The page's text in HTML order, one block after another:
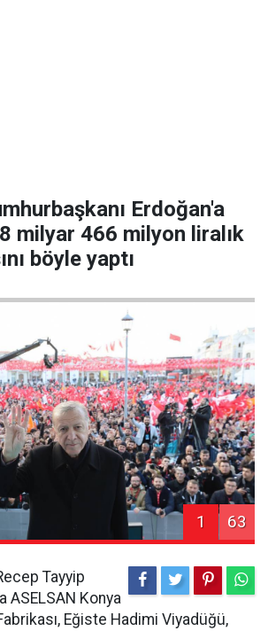
Erdoğan'a
milyar 466 milyon liralık
böyle yaptı
1 63
Tayyip
ASELSAN Konya
Eğiste Hadimi Viyadüğü,